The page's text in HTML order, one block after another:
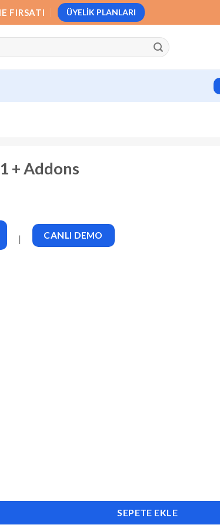
FIRSATI ÜYELIK PLANLARI
+ Addons
| CANLI DEMO
SEPETE EKLE